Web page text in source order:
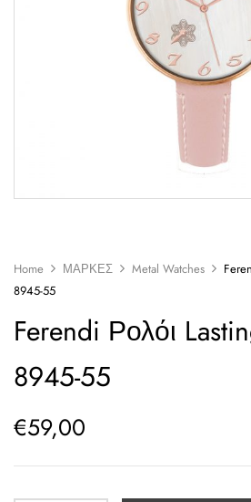
Home ΜΑΡΚΕΣ Metal Watches
8945-55
Ferendi Ρολόι
8945-55
€59,00